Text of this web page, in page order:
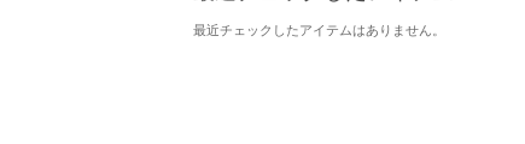
最近チェックしたアイテムはありません。